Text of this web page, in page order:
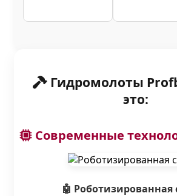
Гидромолоты
это:
Современные
🤖 Роботизированная